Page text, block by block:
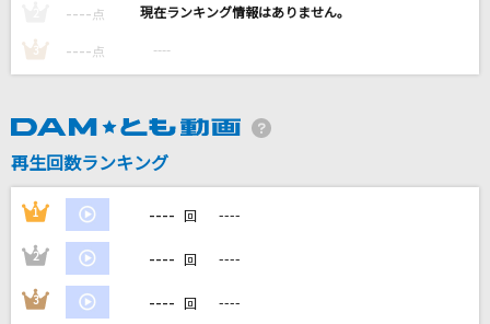
男の本音
杉本琢弥
幾田りら
SSW
コレサワ
[生音]朝が来る前に
秦 基博
---- 点 ----
3 ---- 点 ----
再生回数ランキング
1 ---- 回 ----
2 ---- 回 ----
3 ---- 回 ----